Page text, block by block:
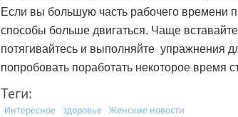
Если вы большую часть рабочего времени
способы больше двигаться. Чаще
потягивайтесь и выполняйте упражнения
попробовать поработать некоторое время
Теги:
Интересное здоровье Женские новости